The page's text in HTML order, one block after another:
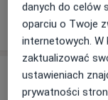
Adres
danych do celów
oparciu o Twoje
internetowych. W
zaktualizować
ustawieniach
prywatności